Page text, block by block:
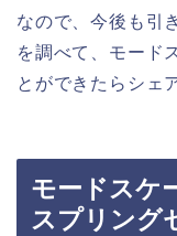
なので、今後も引
を調べて、モード
とができたらシェ
モードスケ
スプリング